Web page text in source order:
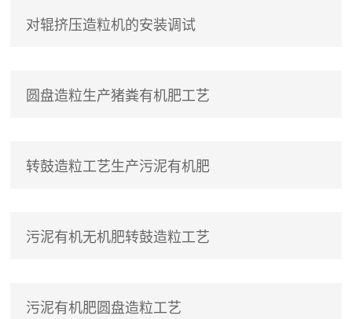
对辊挤压造粒机的安装调试
圆盘造粒生产猪粪有机肥工艺
转鼓造粒工艺生产污泥有机肥
污泥有机无机肥转鼓造粒工艺
污泥有机肥圆盘造粒工艺